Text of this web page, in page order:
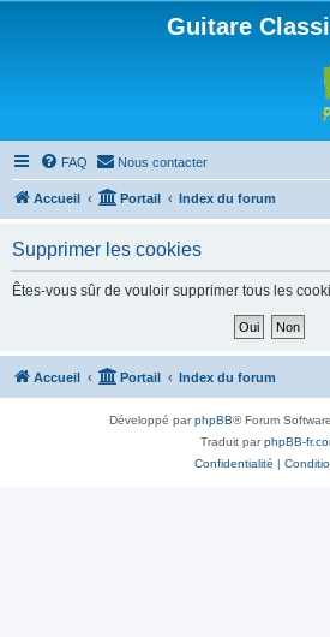
Guitare
FAQ Nous contacter
Accueil Portail Index du forum
Supprimer les cookies
Êtes-vous sûr de vouloir supprimer tous les
Accueil Portail Index du forum
Développé parphpBB® Forum
Traduit parphpBB-
Confidentialité |